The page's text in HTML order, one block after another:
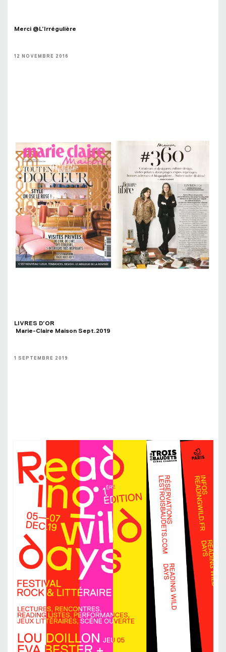
Merci @L’Irrégulière
12 NOVEMBRE 2016
LIVRES D’OR
Marie-Claire Maison Sept.2019
1 SEPTEMBRE 2019